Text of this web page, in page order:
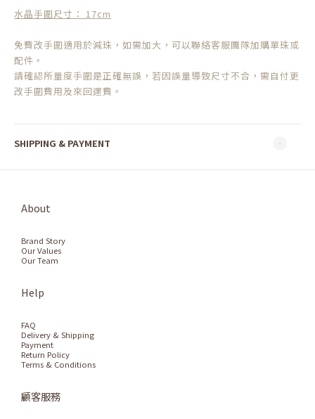
水晶手圍尺寸： 17cm
免費改手圍適用於減珠，如需加大，可以聯絡客服團隊加購單珠或
配件。
請確認所量度手圍是正確無誤，若因誤量導致尺寸不合，需自付更
改手圍費用及來回運費。
SHIPPING & PAYMENT
About
Brand Story
Our Values
Our Team
Help
FAQ
Delivery & Shipping
Payment
Return Policy
Terms & Conditions
顧客服務